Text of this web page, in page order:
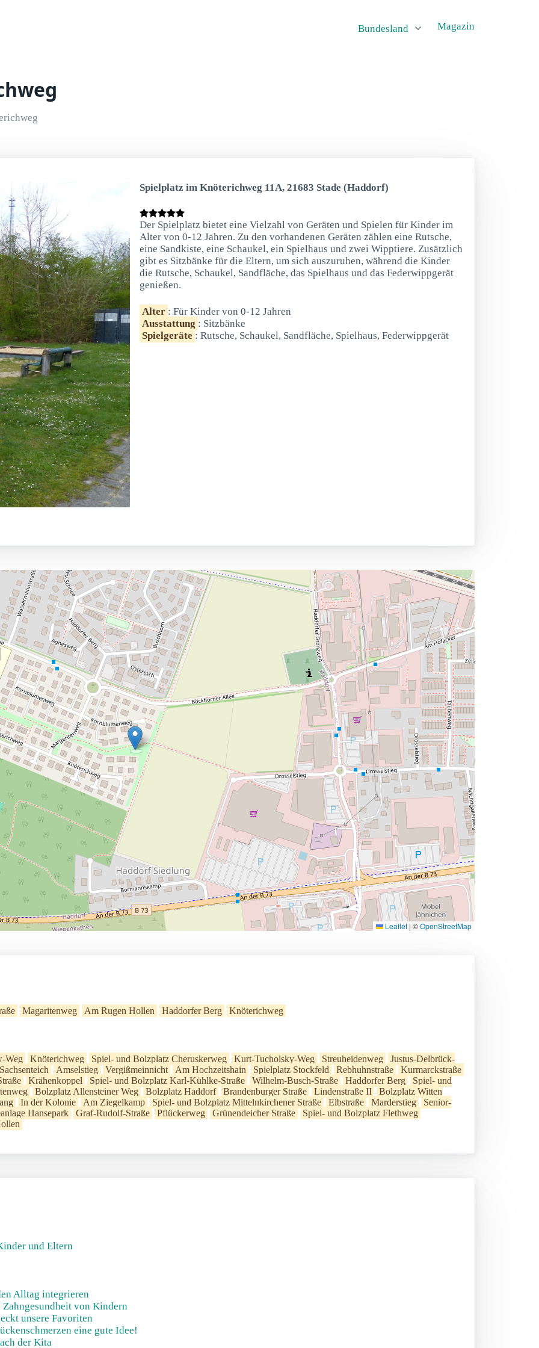
Bundesland Magazin
Spielplatz im Knöterichweg 11A, 21683 Stade (Haddorf)
Der Spielplatz bietet eine Vielzahl von Geräten und Spielen für Kinder im
Alter von 0-12 Jahren. Zu den vorhandenen Geräten zählen eine Rutsche,
eine Sandkiste, eine Schaukel, ein Spielhaus und zwei Wipptiere. Zusätzlich
gibt es Sitzbänke für die Eltern, um sich auszuruhen, während die Kinder
die Rutsche, Schaukel, Sandfläche, das Spielhaus und das Federwippgerät
genießen.
Alter : Für Kinder von 0-12 Jahren
Ausstattung : Sitzbänke
Spielgeräte : Rutsche, Schaukel, Sandfläche, Spielhaus, Federwippgerät
Leaflet | ©OpenStreetMap
Magaritenweg Am Rugen Hollen Haddorfer Berg Knöterichweg
Weg Knöterichweg Spiel- und Bolzplatz Cheruskerweg Kurt-Tucholsky-Weg Streuheidenweg
Justus-Delbrück-
Sachsenteich
Amselstieg Vergißmeinnicht Am Hochzeitshain Spielplatz Stockfeld Rebhuhnstraße
Kurmarckstraße
Krähenkoppel Spiel- und Bolzplatz Karl-Kühlke-Straße Wilhelm-Busch-Straße Haddorfer Berg
Spiel- und
Bolzplatz Allensteiner Weg Bolzplatz Haddorf Brandenburger Straße Lindenstraße II
Bolzplatz Witten
In der Kolonie Am Ziegelkamp Spiel- und Bolzplatz Mittelnkirchener Straße Elbstraße Marderstieg
Senior-
Hansepark
Graf-Rudolf-Straße Pflückerweg Grünendeicher Straße
Spiel- und Bolzplatz Flethweg
und Eltern
Alltag integrieren
von Kindern
unsere Favoriten
eine gute Idee!
der Kita